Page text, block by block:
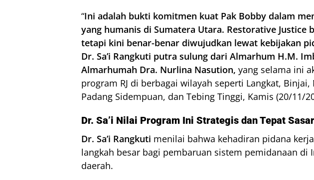
“Ini adalah bukti komitmen kuat Pak Bobby dalam
yang humanis di Sumatera Utara. Restorative Justice
tetapi kini benar-benar diwujudkan lewat kebijakan
Dr. Sa’i Rangkuti putra sulung dari Almarhum H.M.
Almarhumah Dra. Nurlina Nasution, yang selama ini
program RJ di berbagai wilayah seperti Langkat, Binjai,
Padang Sidempuan, dan Tebing Tinggi, Kamis (20/11/
Dr. Sa’i Nilai Program Ini Strategis dan Tepat
Dr. Sa’i Rangkuti menilai bahwa kehadiran pidana
langkah besar bagi pembaruan sistem pemidanaan di
daerah.